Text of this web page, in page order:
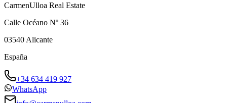
CarmenUlloa Real Estate
Calle Océano Nº 36
03540 Alicante
España
+34 634 419 927
WhatsApp